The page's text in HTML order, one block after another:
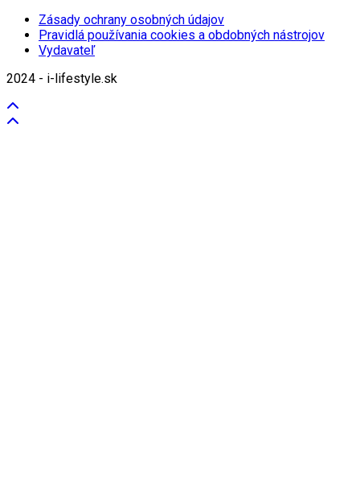
Zásady ochrany osobných údajov
Pravidlá používania cookies a obdobných nástrojov
Vydavateľ
2024 - i-lifestyle.sk